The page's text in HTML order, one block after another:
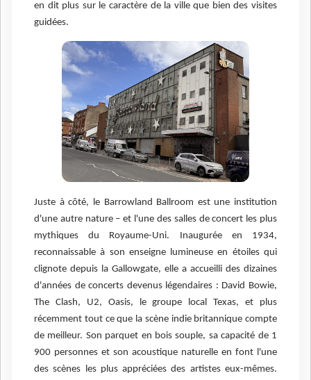
en dit plus sur le caractère de la ville que bien des visites
guidées.
Juste à côté, le Barrowland Ballroom est une institution
d'une autre nature – et l'une des salles de concert les plus
mythiques du Royaume-Uni. Inaugurée en 1934,
reconnaissable à son enseigne lumineuse en étoiles qui
clignote depuis la Gallowgate, elle a accueilli des dizaines
d'années de concerts devenus légendaires : David Bowie,
The Clash, U2, Oasis, le groupe local Texas, et plus
récemment tout ce que la scène indie britannique compte
de meilleur. Son parquet en bois souple, sa capacité de 1
900 personnes et son acoustique naturelle en font l'une
des scènes les plus appréciées des artistes eux-mêmes.